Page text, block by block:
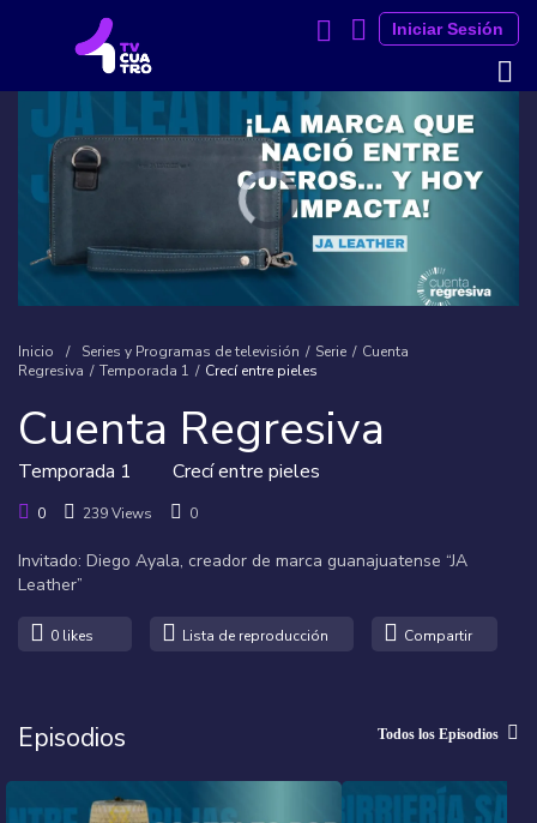
Iniciar Sesión
Inicio / Series y Programas de televisión / Serie / Cuenta
Regresiva / Temporada 1 / Crecí entre pieles
Cuenta Regresiva
Temporada 1 Crecí entre pieles
0 239 Views 0
Invitado: Diego Ayala, creador de marca guanajuatense “JA
Leather”
0 likes Lista de reproducción Compartir
Episodios Todos los Episodios